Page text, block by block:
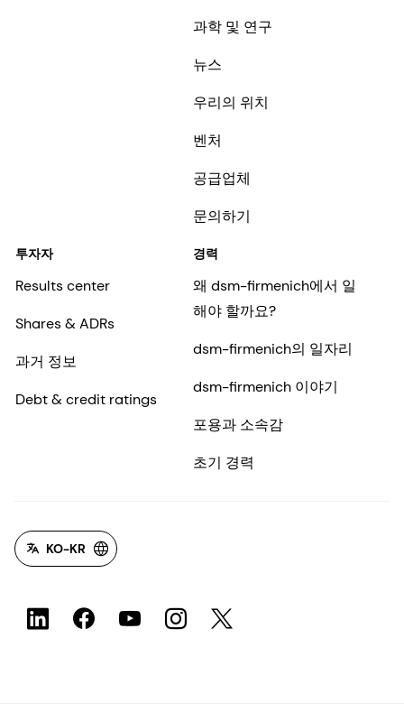
과학 및 연구
뉴스
우리의 위치
벤처
공급업체
문의하기
투자자
Results center
Shares & ADRs
과거 정보
Debt & credit ratings
경력
왜 dsm-firmenich에서 일
해야 할까요?
dsm-firmenich의 일자리
dsm-firmenich 이야기
포용과 소속감
초기 경력
KO-KR